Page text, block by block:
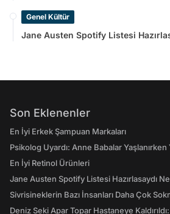
Genel Kültür
Jane Austen Spotify Listesi
Son Eklenenler
En İyi Erkek Şampuan Markaları
Psikolog Uyardı: Anne Babalar Yaşlanırken
En İyi Retinol Ürünleri
Jane Austen Spotify Listesi Hazırlasaydı
Sivrisineklerin Bazı İnsanları Daha Çok
Deniz Seki Apar Topar Hastaneye